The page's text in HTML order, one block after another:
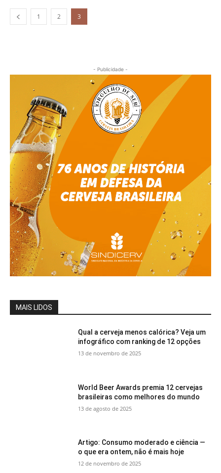
1 2 3
- Publicidade -
MAIS LIDOS
Qual a cerveja menos calórica? Veja um
infográfico com ranking de 12 opções
13 de novembro de 2025
World Beer Awards premia 12 cervejas
brasileiras como melhores do mundo
13 de agosto de 2025
Artigo: Consumo moderado e ciência —
o que era ontem, não é mais hoje
12 de novembro de 2025